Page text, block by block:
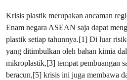
Krisis plastik merupakan ancaman
Enam negara ASEAN saja dapat
plastik setiap tahunnya.[1] Di luar
yang ditimbulkan oleh bahan kimia
mikroplastik,[3] tempat pembuangan
beracun,[5] krisis ini juga membawa